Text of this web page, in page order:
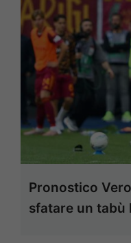
Pronostico
sfatare un tabù